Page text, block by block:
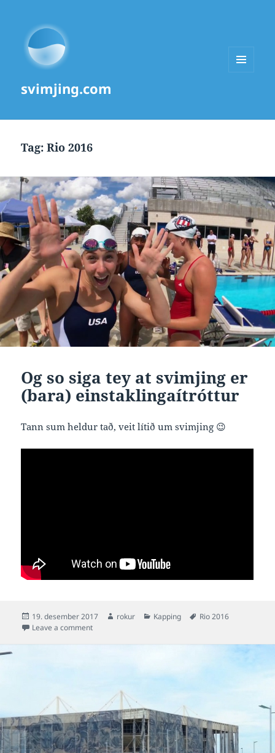
svimjing.com
Tag:Rio 2016
Og so siga tey at svimjing er
(bara) einstaklingaítróttur
Tann sum heldur tað, veit lítið um svimjing 😉
Posted
on
19. desember 2017 Author
rokur Categories
Kapping Tags
Rio 2016
Leave a commenton Og so siga tey at svimjing er (bara)